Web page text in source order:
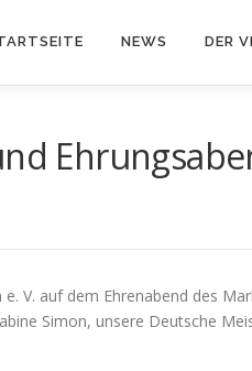
NEWS DER
V. auf dem Ehrenabend des
Simon, unsere Deutsche